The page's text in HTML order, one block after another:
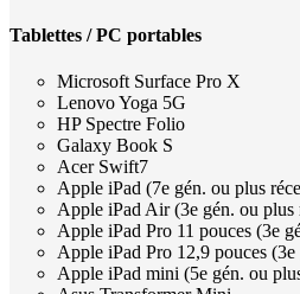
Tablettes / PC portables
Microsoft Surface Pro X
Lenovo Yoga 5G
HP Spectre Folio
Galaxy Book S
Acer Swift7
Apple iPad (7e gén. ou plus
Apple iPad Air (3e gén. ou plus
Apple iPad Pro 11 pouces (3e
Apple iPad Pro 12,9 pouces
Apple iPad mini (5e gén. ou